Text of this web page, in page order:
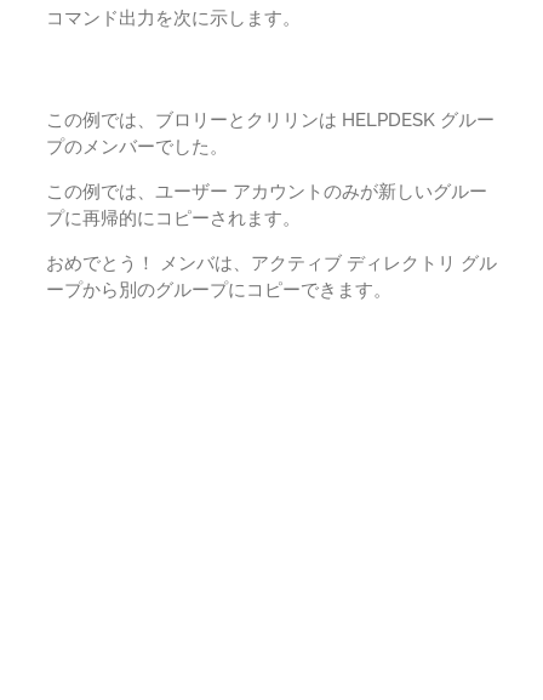
コマンド出力を次に示します。
この例では、ブロリーとクリリンは HELPDESK グルー
プのメンバーでした。
この例では、ユーザー アカウントのみが新しいグルー
プに再帰的にコピーされます。
おめでとう！ メンバは、アクティブ ディレクトリ グル
ープから別のグループにコピーできます。